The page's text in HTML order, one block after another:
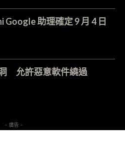
Google 助理確定 9 月 4 日
允許惡意軟件繞過
- 廣告 -